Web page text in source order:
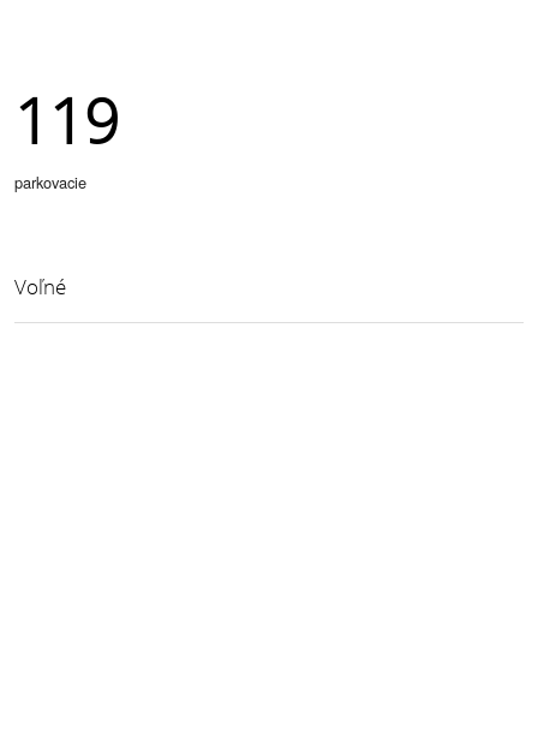
119
parkovacie
Voľné